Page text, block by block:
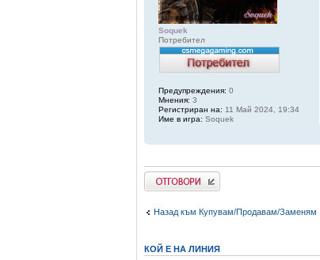
Soquek
Потребител
Предупреждения: 0
Мнения: 3
Регистриран на: 11 Май 2024, 19:34
Име в игра: Soquek
Добави отговор
Назад към Купувам/Продавам/Заменям
КОЙ Е НА ЛИНИЯ